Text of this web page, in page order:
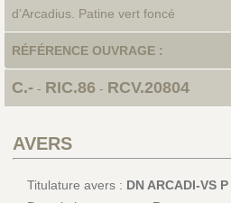
d’Arcadius. Patine vert foncé
RÉFÉRENCE OUVRAGE :
C.- - RIC.86 - RCV.20804
AVERS
Titulature avers : DN ARCADI-VS P